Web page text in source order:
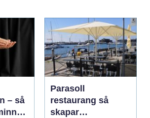
– så
Parasoll
restaurang så
skapar